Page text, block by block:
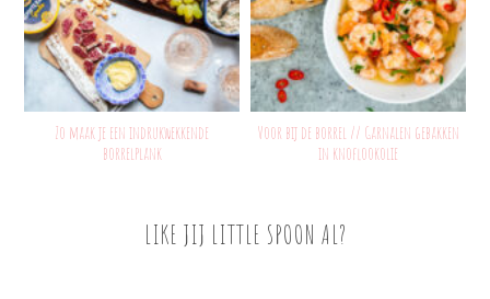
Zo maak je een indrukwekkende
borrelplank
Voor bij de borrel // Garnalen gebakken
in knoflookolie
LIKE JIJ LITTLE SPOON AL?